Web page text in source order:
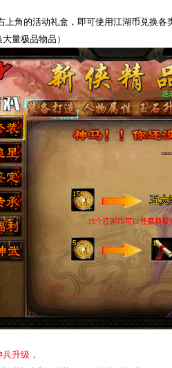
上角的活动礼盒，即可使用江湖币兑换
量极品物品）
升级，